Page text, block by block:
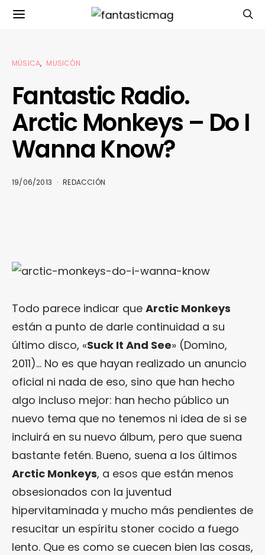
MÚSICA MUSICÓN
Fantastic Radio.
Arctic Monkeys – Do I
Wanna Know?
19/06/2013 REDACCIÓN
Todo parece indicar que Arctic Monkeys
están a punto de darle continuidad a su
último disco, «Suck It And See» (Domino,
2011)… No es que hayan realizado un anuncio
oficial ni nada de eso, sino que han hecho
algo incluso mejor: han hecho público un
nuevo tema que no tenemos ni idea de si se
incluirá en su nuevo álbum, pero que suena
bastante fetén. Bueno, suena a los últimos
Arctic Monkeys, a esos que están menos
obsesionados con la juventud
hipervitaminada y mucho más pendientes de
resucitar un espíritu stoner cocido a fuego
lento. Que es como se cuecen bien las cosas,